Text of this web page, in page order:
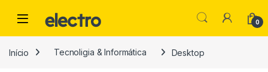
0
Início Tecnoligia & Informática Desktop